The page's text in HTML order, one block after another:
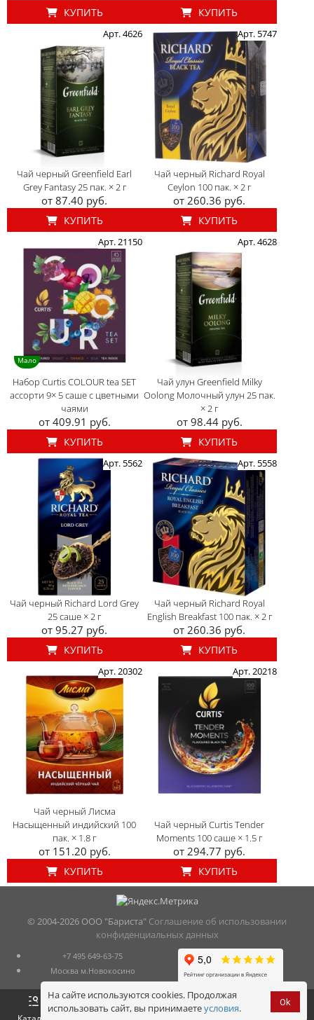
КУПИТЬ КУПИТЬ
Арт. 4626
Чай черный Greenfield Earl
Grey Fantasy 25 пак. × 2 г
от 87.40 руб.
КУПИТЬ
Арт. 5747
Чай черный Richard Royal
Ceylon 100 пак. × 2 г
от 260.36 руб.
КУПИТЬ
Мало
Арт. 21150
Набор Curtis COLOUR tea SET
ассорти 9× 5 саше с цветными
чаями
от 409.91 руб.
КУПИТЬ
Арт. 4628
Чай улун Greenfield Milky
Oolong Молочный улун 25 пак.
× 2 г
от 98.44 руб.
КУПИТЬ
Арт. 5562
Чай черный Richard Lord Grey
25 саше × 2 г
от 95.27 руб.
КУПИТЬ
Арт. 5558
Чай черный Richard Royal
English Breakfast 100 пак. × 2 г
от 260.36 руб.
КУПИТЬ
Арт. 20302
Чай черный Лисма
Насыщенный индийский 100
пак. × 1.8 г
от 151.20 руб.
КУПИТЬ
Арт. 20218
Чай черный Curtis Tender
Moments 100 саше × 1.5 г
от 294.77 руб.
КУПИТЬ
© 2004-2026 ООО "Бариста" Соглашение об использовании
конфиденциальных данных
Корзина
Оформить
+7 495 649-63-75
Москва м.Новокосино
На сайте используются cookies. Продолжая
использовать сайт, вы принимаетеусловия. Ok